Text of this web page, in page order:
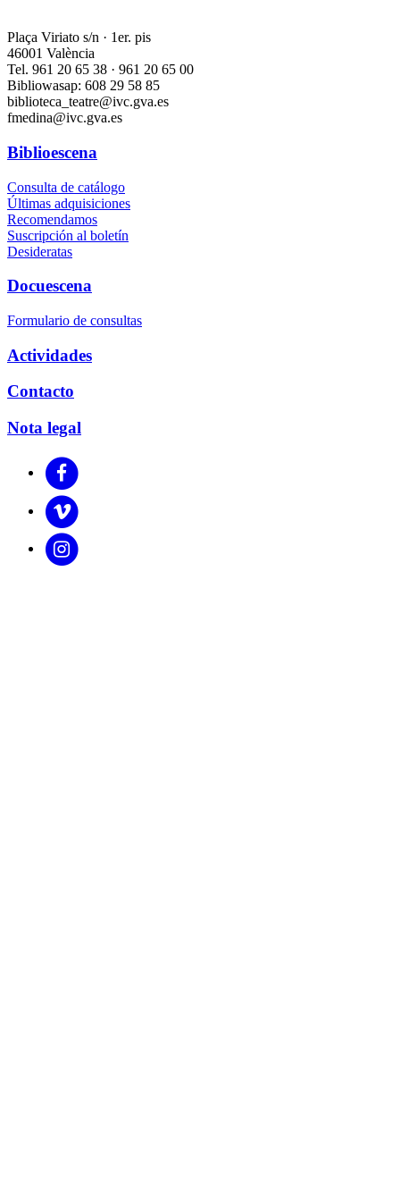
Plaça Viriato s/n · 1er. pis
46001 València
Tel. 961 20 65 38 · 961 20 65 00
Bibliowasap: 608 29 58 85
biblioteca_teatre@ivc.gva.es
fmedina@ivc.gva.es
Biblioescena
Consulta de catálogo
Últimas adquisiciones
Recomendamos
Suscripción al boletín
Desideratas
Docuescena
Formulario de consultas
Actividades
Contacto
Nota legal